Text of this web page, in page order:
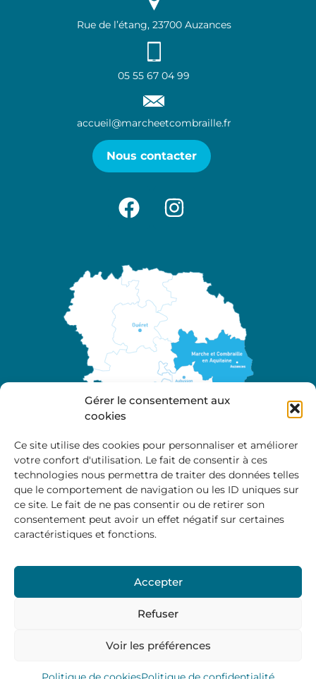
Gérer le consentement aux
cookies
Ce site utilise des cookies pour personnaliser et améliorer
votre confort d'utilisation. Le fait de consentir à ces
technologies nous permettra de traiter des données telles
que le comportement de navigation ou les ID uniques sur
ce site. Le fait de ne pas consentir ou de retirer son
consentement peut avoir un effet négatif sur certaines
caractéristiques et fonctions.
Accepter
Refuser
Voir les préférences
Rue de l’étang, 23700 Auzances
05 55 67 04 99
accueil@marcheetcombraille.fr
Nous contacter
A propos
Site officiel de la Communauté de Communes
Marche et Combraille en Aquitaine
Horaires d’ouverture :
9:00 – 12:00 / 14:00 – 17:00
Vendredi: 9:00 – 12:00
Mentions Légales–Politique des cookies
Marche et Combraille